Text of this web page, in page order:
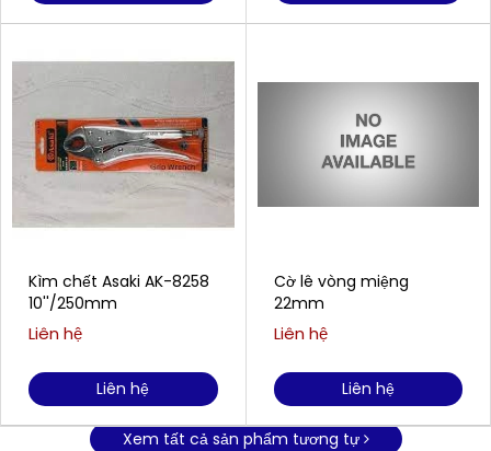
Kìm chết Asaki AK-8258
10''/250mm
Liên hệ
Liên hệ
Cờ lê vòng miệng
22mm
Liên hệ
Liên hệ
Xem tất cả sản phẩm tương tự